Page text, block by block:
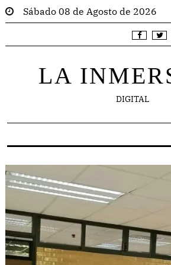
Sábado 08 de Agosto de 2026
LA
DIGITAL